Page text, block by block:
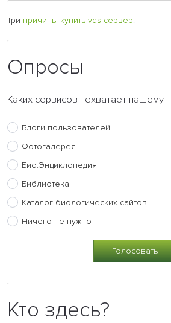
Три причины купить vds сервер.
Опросы
Каких сервисов нехватает нашему
Блоги пользователей
Фотогалерея
Био.Энциклопедия
Библиотека
Каталог биологических сайтов
Ничего не нужно
Кто здесь?